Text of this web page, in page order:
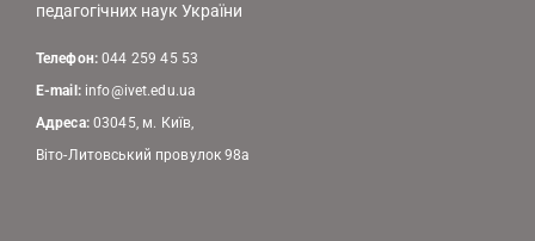
педагогічних наук України
Телефон:044 259 45 53
E-mail: info@ivet.edu.ua
Адреса:03045, м. Київ,
Віто-Литовський провулок 98а